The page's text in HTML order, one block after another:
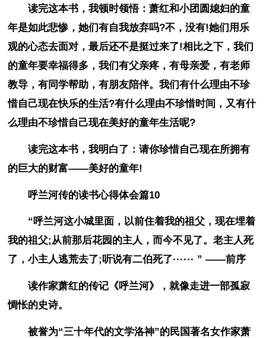
读完这本书，我顿时领悟：萧红和小团圆媳妇的童
年是如此悲惨，她们有自我放弃吗?不，没有!她们用乐
观的心态去面对，最后还不是挺过来了!相比之下，我们
的童年要幸福得多，我们有父亲疼，有母亲爱，有老师
教导，有同学帮助，有朋友陪伴。我们有什么理由不珍
惜自己现在快乐的生活?有什么理由不珍惜时间，又有什
么理由不珍惜自己现在美好的童年生活呢?
读完这本书，我明白了：请你珍惜自己现在所拥有
的巨大的财富——美好的童年!
呼兰河传的读书心得体会篇10
“呼兰河这小城里面，以前住着我的祖父，现在埋着
我的祖父;从前那后花园的主人，而今不见了。老主人死
了，小主人逃荒去了;听说有二伯死了······ ” ——前序
读作家萧红的传记《呼兰河》，就像走进一部孤寂
惆怅的史诗。
被誉为“三十年代的文学洛神”的民国著名女作家萧